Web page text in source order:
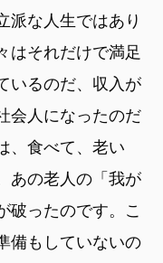
派な人生ではあり
はそれだけで満足
いるのだ、収入が
会人になったのだ
、食べて、老い
あの老人の「我が
破ったのです。こ
備もしていないの